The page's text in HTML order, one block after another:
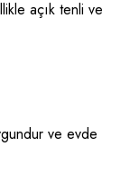
açık tenli ve
ve evde